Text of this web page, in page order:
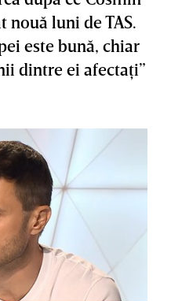
nouă luni de TAS.
este bună, chiar
dintre ei afectaţi”